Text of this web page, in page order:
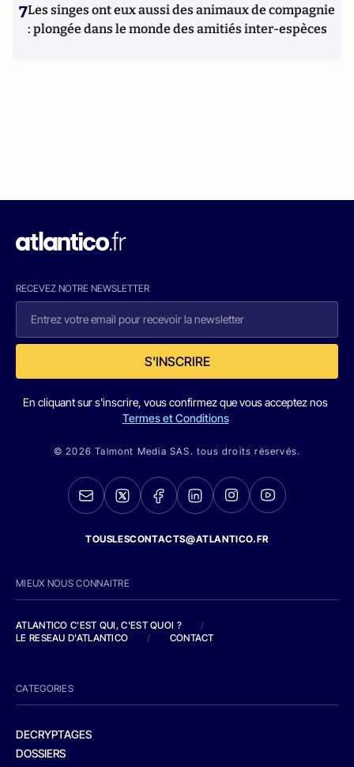
7Les singes ont eux aussi des animaux de compagnie
: plongée dans le monde des amitiés inter-espèces
RECEVEZ NOTRE NEWSLETTER
S'INSCRIRE
En cliquant sur s'inscrire, vous confirmez que vous acceptez nos
Termes et Conditions
© 2026 Talmont Media SAS. tous droits réservés.
TOUSLESCONTACTS@ATLANTICO.FR
MIEUX NOUS CONNAITRE
ATLANTICO C'EST QUI, C'EST QUOI ?
/
LE RESEAU D'ATLANTICO
/ CONTACT
CATEGORIES
DECRYPTAGES
DOSSIERS